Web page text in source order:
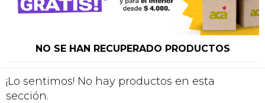
NO SE HAN RECUPERADO PRODUCTOS
¡Lo sentimos! No hay productos en esta
sección.